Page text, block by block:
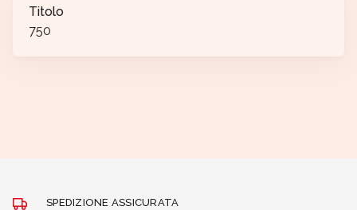
Titolo
750
SPEDIZIONE ASSICURATA